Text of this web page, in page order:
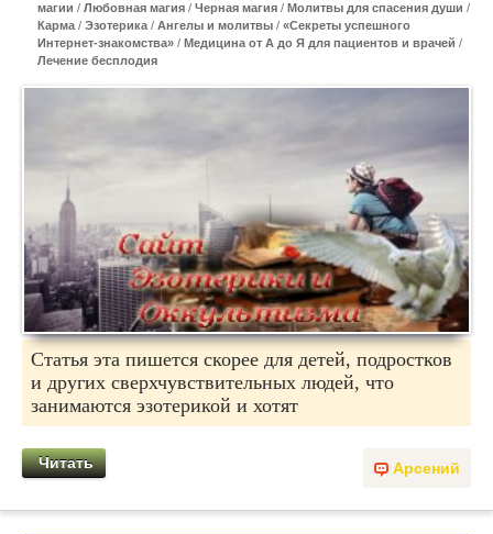
магии / Любовная магия / Черная магия / Молитвы для спасения души /
Карма / Эзотерика / Ангелы и молитвы / «Секреты успешного
Интернет-знакомства» / Медицина от А до Я для пациентов и врачей /
Лечение бесплодия
Статья эта пишется скорее для детей, подростков
и других сверхчувствительных людей, что
занимаются эзотерикой и хотят
Арсений
Читать